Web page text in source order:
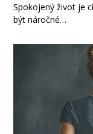
Spokojený život je
být náročné…